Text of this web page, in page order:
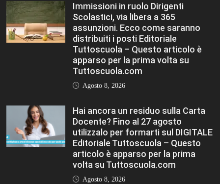
Immissioni in ruolo Dirigenti
Scolastici, via libera a 365
assunzioni. Ecco come saranno
distribuiti i posti Editoriale
Tuttoscuola – Questo articolo è
apparso per la prima volta su
Tuttoscuola.com
Agosto 8, 2026
Hai ancora un residuo sulla Carta
Docente? Fino al 27 agosto
utilizzalo per formarti sul DIGITALE
Editoriale Tuttoscuola – Questo
articolo è apparso per la prima
volta su Tuttoscuola.com
Agosto 8, 2026